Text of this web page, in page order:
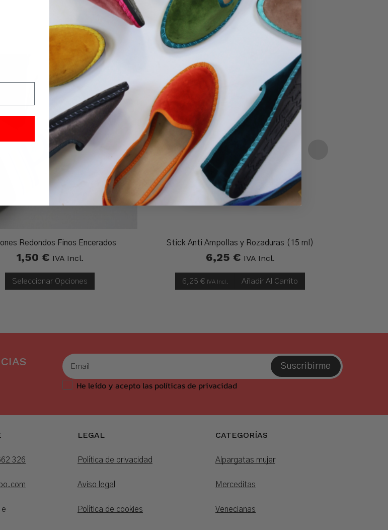
No hay productos en el carrito.
Redondos Finos Encerados
1,50 € IVA Incl.
Seleccionar Opciones
Stick Anti Ampollas y Rozaduras (15 ml)
6,25 € IVA Incl.
6,25€ IVA Incl. Añadir Al Carrito
Suscribirme
He leído y acepto las políticas de privacidad
326
e
LEGAL
Política de privacidad
Aviso legal
Política de cookies
CATEGORÍAS
Alpargatas mujer
Merceditas
Venecianas